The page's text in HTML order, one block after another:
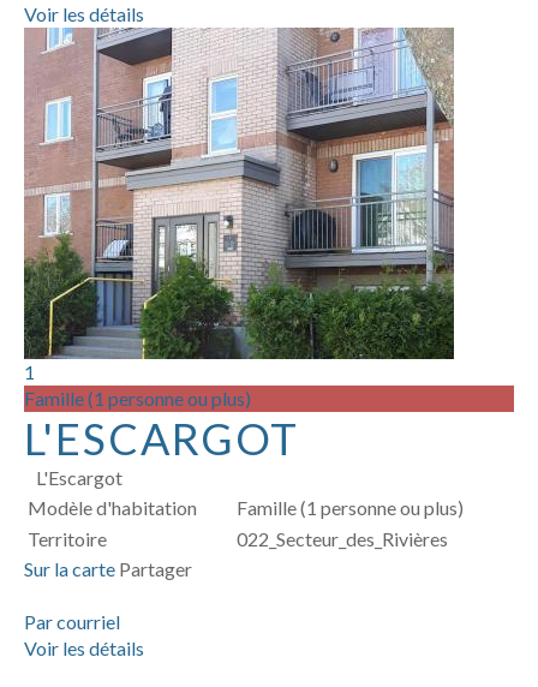
Voir les détails
1
Famille (1 personne ou plus)
L'ESCARGOT
L'Escargot
Modèle d'habitation
Famille (1 personne ou plus)
Territoire
022_Secteur_des_Rivières
Sur la carte Partager
Par courriel
Voir les détails